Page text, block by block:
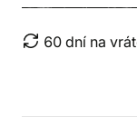
60 dní na